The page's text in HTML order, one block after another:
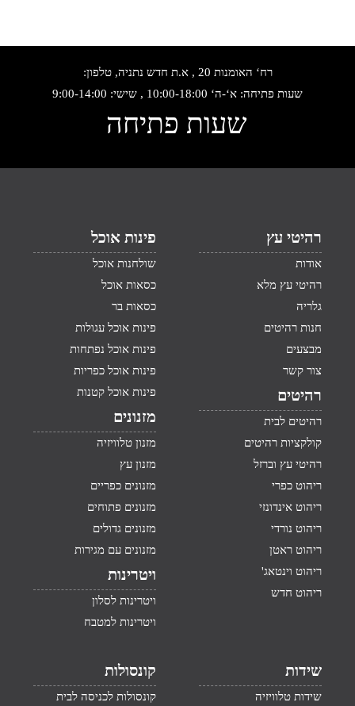
רח‘ האומנות 20 , א.ת חדש נתניה, טלפון:
שעות פתיחה: א‘-ה‘ 10:00-18:00 , שישי: 9:00-14:00
שעות פתיחה
רהיטי עץ
אודות
רהיטי עץ מלא
גלריה
חנות רהיטים
מבצעים
צור קשר
רהיטים
רהיטים לבית
קולקציות רהיטים
רהיטי עץ וברזל
ריהוט כפרי
ריהוט אינדונזי
ריהוט נורדי
ריהוט ראטן
ריהוט וינטאג'
ריהוט חדש
פינות אוכל
שולחנות אוכל
כסאות אוכל
כסאות בר
פינות אוכל עגולות
פינות אוכל נפתחות
פינות אוכל כפריות
פינות אוכל קטנות
מזנונים
מזנון טלוויזיה
מזנון עץ
מזנונים כפריים
מזנונים פתוחים
מזנונים גדולים
מזנונים עם מגירות
ויטרינות
ויטרינות לסלון
ויטרינות למטבח
שידות
שידות טלוויזיה
קונסולות
קונסולות לכניסה לבית